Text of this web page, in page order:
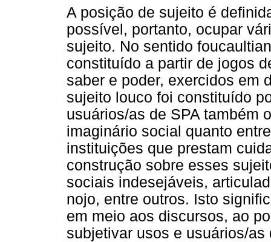
A posição de sujeito é
possível, portanto, ocupar
sujeito. No sentido
constituído a partir de jogos
saber e poder, exercidos em
sujeito louco foi constituído
usuários/as de SPA também
imaginário social quanto
instituições que prestam
construção sobre esses
sociais indesejáveis,
nojo, entre outros. Isto
em meio aos discursos, ao
subjetivar usos e usuários/as